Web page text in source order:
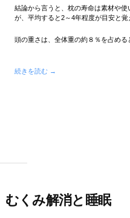
結論から言うと、枕の寿命は素材や
が、平均すると2～4年程度が目安と覚
頭の重さは、全体重の約８％を占める
続きを読む →
むくみ解消と睡眠